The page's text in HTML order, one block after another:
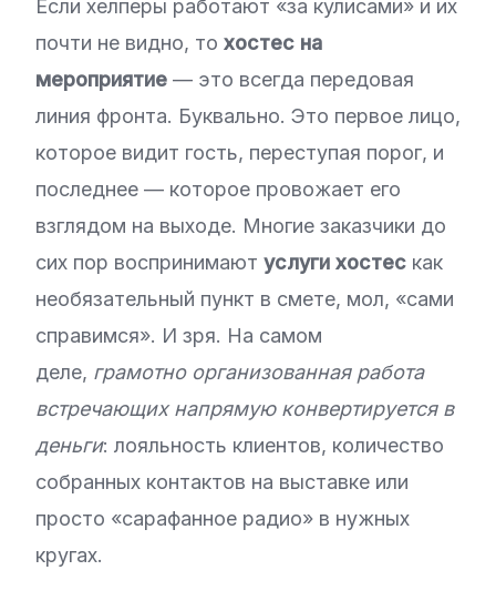
Если хелперы работают «за кулисами» и их
почти не видно, то хостес на
мероприятие — это всегда передовая
линия фронта. Буквально. Это первое лицо,
которое видит гость, переступая порог, и
последнее — которое провожает его
взглядом на выходе. Многие заказчики до
сих пор воспринимают услуги хостес как
необязательный пункт в смете, мол, «сами
справимся». И зря. На самом
деле, грамотно организованная работа
встречающих напрямую конвертируется в
деньги: лояльность клиентов, количество
собранных контактов на выставке или
просто «сарафанное радио» в нужных
кругах.